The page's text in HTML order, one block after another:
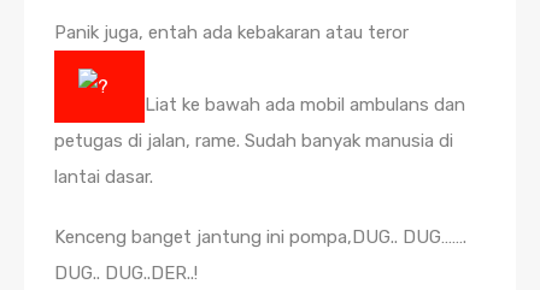
Panik juga, entah ada kebakaran atau teror
Liat ke bawah ada mobil ambulans dan
petugas di jalan, rame. Sudah banyak manusia di
lantai dasar.
Kenceng banget jantung ini pompa,DUG.. DUG…….
DUG.. DUG..DER..!